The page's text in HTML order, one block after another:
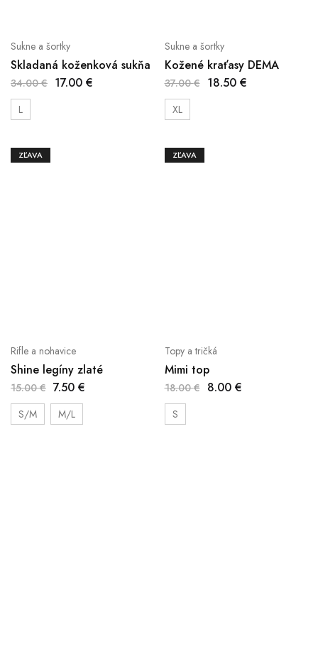
Sukne a šortky
Skladaná koženková sukňa
34.00€ 17.00 €
L
Sukne a šortky
Kožené kraťasy DEMA
37.00€ 18.50 €
XL
ZĽAVA
Rifle a nohavice
Shine legíny zlaté
15.00€ 7.50 €
S/M M/L
ZĽAVA
Topy a tričká
Mimi top
18.00€ 8.00 €
S